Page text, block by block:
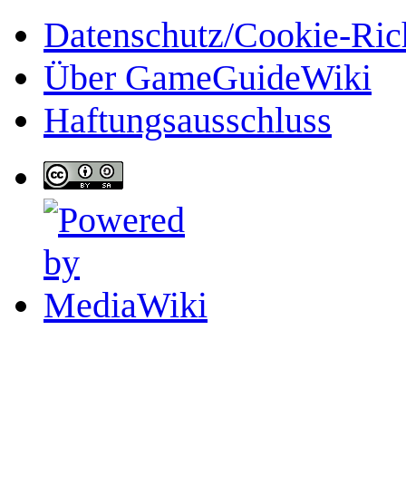
Datenschutz/Cookie-
Über GameGuideWiki
Haftungsausschluss